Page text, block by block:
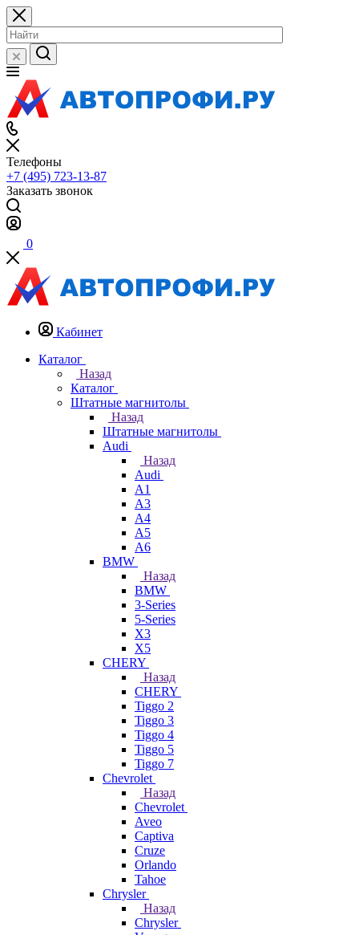
Телефоны
+7 (495) 723-13-87
Заказать звонок
0
Кабинет
Каталог
Назад
Каталог
Штатные магнитолы
Назад
Штатные магнитолы
Audi
Назад
Audi
A1
A3
A4
A5
A6
BMW
Назад
BMW
3-Series
5-Series
X3
X5
CHERY
Назад
CHERY
Tiggo 2
Tiggo 3
Tiggo 4
Tiggo 5
Tiggo 7
Chevrolet
Назад
Chevrolet
Aveo
Captiva
Cruze
Orlando
Tahoe
Chrysler
Назад
Chrysler